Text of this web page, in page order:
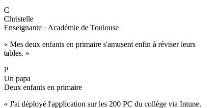
C
Christelle
Enseignante · Académie de Toulouse
« Mes deux enfants en primaire s'amusent enfin à réviser leurs
tables. »
P
Un papa
Deux enfants en primaire
« J'ai déployé l'application sur les 200 PC du collège via Intune.